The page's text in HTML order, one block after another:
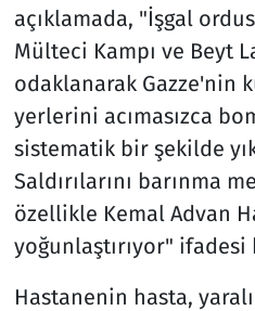
açıklamada, "İşgal
Mülteci Kampı ve Beyt
odaklanarak Gazze'nin
yerlerini acımasızca
sistematik bir şekilde
Saldırılarını barınma
özellikle Kemal Advan
yoğunlaştırıyor" ifadesi
Hastanenin hasta, yaralı